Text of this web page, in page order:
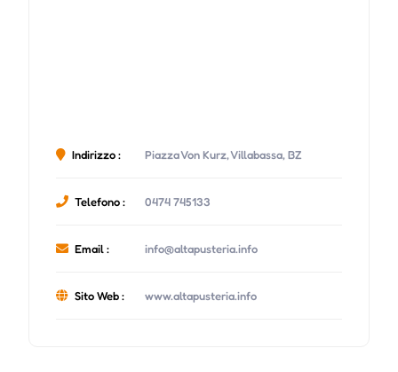
Indirizzo : Piazza Von Kurz, Villabassa, BZ
Telefono : 0474 745133
Email : info@altapusteria.info
Sito Web : www.altapusteria.info